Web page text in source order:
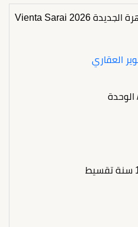
فينتا سراي القاهرة الجديدة 2026 Vienta Sarai
العقاري
الوحدة